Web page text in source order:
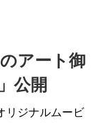
アート御
公開
リジナルムービ